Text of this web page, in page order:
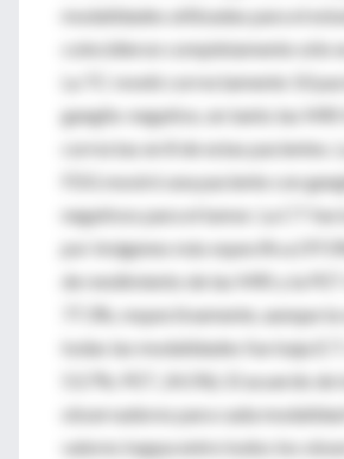
modalidades utilizadas para el
coincidieron completamente sólo
La TC reveló correctamente 10
ganglio-negativo, en tanto las MRI
correctas en 8 de estas pacientes.
FDG mostró una paciente con
negativos para el tumor. La CT fue
por imágenes más específica
de rendimiento de las MRI y la PET
77.3%, respectivamente, aunque
todas las modalidades fue baja
53.7%; PET, 24.5%). El acuerdo de
observadores para cada
valores kappa entre todos los